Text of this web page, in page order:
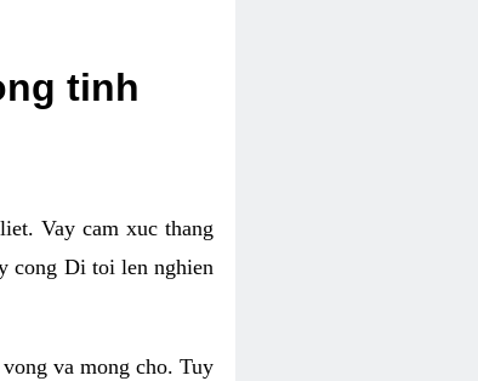
tinh
Vay cam xuc thang
cong Di toi len nghien
va mong cho. Tuy